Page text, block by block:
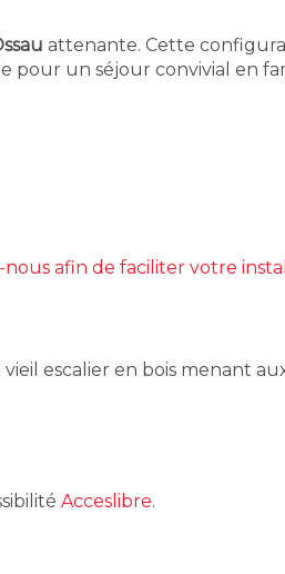
attenante. Cette
pour un séjour convivial en
afin de faciliter votre
escalier en bois menant
Acceslibre.